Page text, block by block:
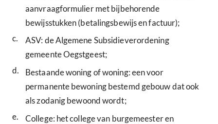
aanvraagformulier met bijbehorende
bewijsstukken (betalingsbewijs en factuur);
c.
ASV: de Algemene Subsidieverordening
gemeente Oegstgeest;
d.
Bestaande woning of woning: een voor
permanente bewoning bestemd gebouw dat ook
als zodanig bewoond wordt;
e.
College: het college van burgemeester en